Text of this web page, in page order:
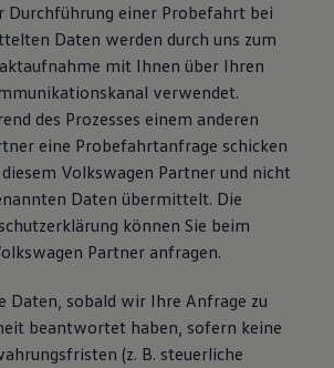
Durchführung einer Probefahrt bei
Daten werden durch uns zum
mit Ihnen über Ihren
verwendet.
des Prozesses einem anderen
eine Probefahrtanfrage schicken
Volkswagen Partner und nicht
Daten übermittelt. Die
können Sie beim
Partner anfragen.
Daten, sobald wir Ihre Anfrage zu
beantwortet haben, sofern keine
(z. B. steuerliche